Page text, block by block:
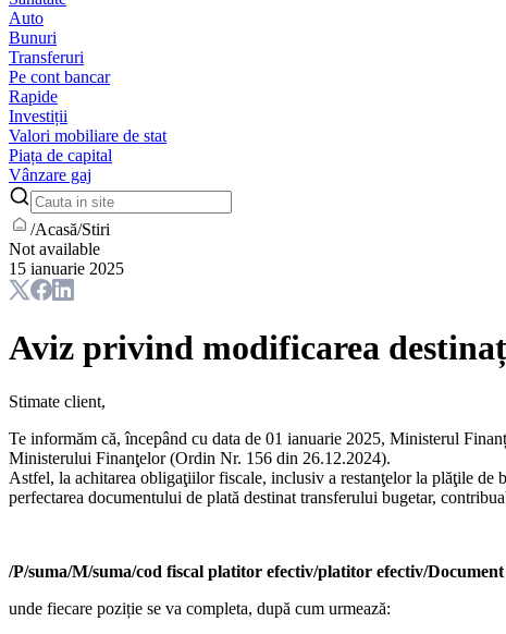
Auto
Bunuri
Transferuri
Pe cont bancar
Rapide
Investiții
Valori mobiliare de stat
Piața de capital
Vânzare gaj
/Acasă/Stiri
Not available
15 ianuarie 2025
Aviz privind modificarea
Stimate client,
Te informăm că, începând cu data de 01 ianuarie 2025, Ministerul
Ministerului Finanţelor (Ordin Nr. 156 din 26.12.2024).
Astfel, la achitarea obligaţiilor fiscale, inclusiv a restanţelor la plăţile de
perfectarea documentului de plată destinat transferului bugetar,
/P/suma/M/suma/cod fiscal platitor efectiv/platitor efectiv/
unde fiecare poziție se va completa, după cum urmează: